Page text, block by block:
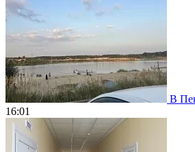
В
16:01